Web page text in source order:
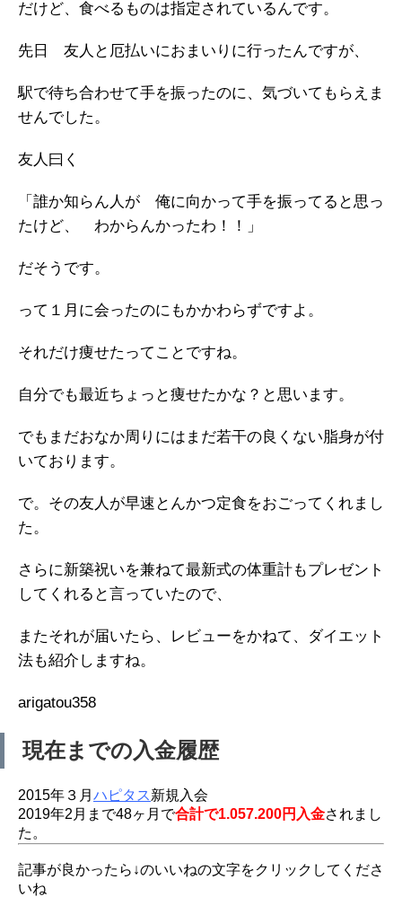
だけど、食べるものは指定されているんです。
先日 友人と厄払いにおまいりに行ったんですが、
駅で待ち合わせて手を振ったのに、気づいてもらえま
せんでした。
友人曰く
「誰か知らん人が 俺に向かって手を振ってると思っ
たけど、 わからんかったわ！！」
だそうです。
って１月に会ったのにもかかわらずですよ。
それだけ痩せたってことですね。
自分でも最近ちょっと痩せたかな？と思います。
でもまだおなか周りにはまだ若干の良くない脂身が付
いております。
で。その友人が早速とんかつ定食をおごってくれまし
た。
さらに新築祝いを兼ねて最新式の体重計もプレゼント
してくれると言っていたので、
またそれが届いたら、レビューをかねて、ダイエット
法も紹介しますね。
arigatou358
現在までの入金履歴
2015年３月 ハピタス新規入会
2019年2月まで48ヶ月で合計で1.057.200円入金されまし
た。
記事が良かったら↓のいいねの文字をクリックしてくださ
いね